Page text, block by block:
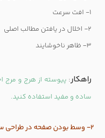
1- افت سرعت
2- اخلال در یافتن مطالب اصلی
3- ظاهر ناخوشایند
راهکار: پیوسته از هرج و مرج
ساده و مفید استفاده کنید.
2- وسط بودن صفحه در طراحی سایت